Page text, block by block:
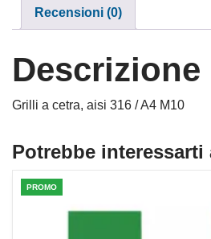
Recensioni (0)
Descrizione
Grilli a cetra, aisi 316 / A4 M10
Potrebbe interessarti
PROMO